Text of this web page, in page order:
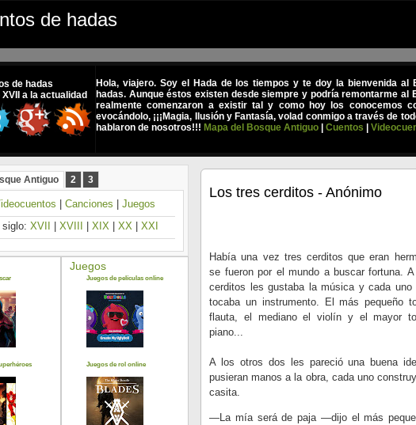
de hadas
de hadas
a la actualidad
Hola, viajero. Soy el Hada de los tiempos y te doy la bienvenida al
hadas. Aunque éstos existen desde siempre y podría remontarme al
realmente comenzaron a existir tal y como hoy los conocemos
evocándolo, ¡¡¡Magia, Ilusión y Fantasía, volad conmigo a través de
hablaron de nosotros!!! Mapa del Bosque Antiguo Cuentos
Los tres cerditos - Anónimo
Había una vez tres cerditos que eran
se fueron por el mundo a buscar fortuna.
cerditos les gustaba la música y cada uno
tocaba un instrumento. El más pequeño
flauta, el mediano el violín y el mayor
piano...
A los otros dos les pareció una buena
pusieran manos a la obra, cada uno
casita.
—La mía será de paja —dijo el más
Antiguo 2 3
Canciones
Juegos
XVII XVIII XIX XX XXI
Juegos
Juegos de películas online
Juegos de rol online